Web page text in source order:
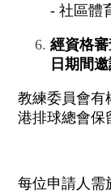
- 社區體
經資格
日期間
教練委員會有
港排球總會保
每位申請人需